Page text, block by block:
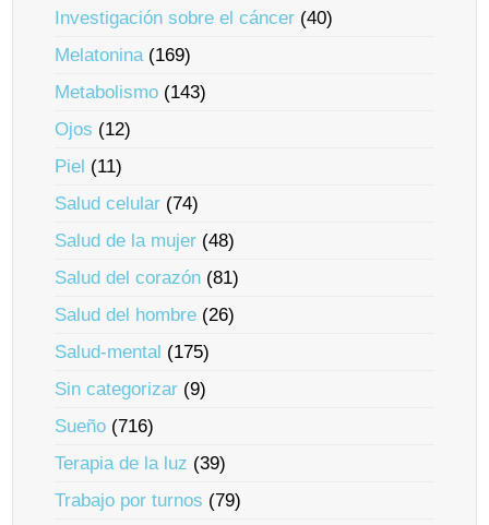
Investigación sobre el cáncer (40)
Melatonina(169)
Metabolismo (143)
Ojos (12)
Piel (11)
Salud celular (74)
Salud de la mujer (48)
Salud del corazón (81)
Salud del hombre (26)
Salud-mental (175)
Sin categorizar (9)
Sueño (716)
Terapia de la luz (39)
Trabajo por turnos (79)